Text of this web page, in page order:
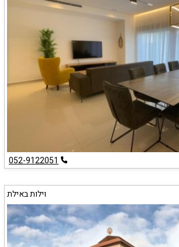
052-9122051
וילות באילת